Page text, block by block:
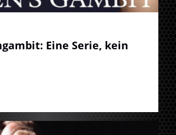
Eine Serie, kein